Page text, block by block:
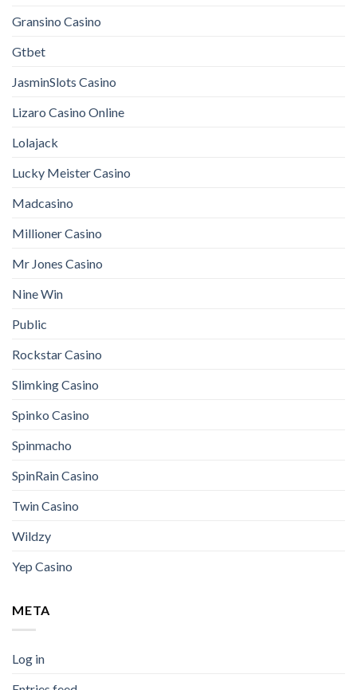
Gransino Casino
Gtbet
JasminSlots Casino
Lizaro Casino Online
Lolajack
Lucky Meister Casino
Madcasino
Millioner Casino
Mr Jones Casino
Nine Win
Public
Rockstar Casino
Slimking Casino
Spinko Casino
Spinmacho
SpinRain Casino
Twin Casino
Wildzy
Yep Casino
META
Log in